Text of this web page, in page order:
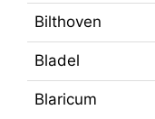
Bilthoven
Bladel
Blaricum